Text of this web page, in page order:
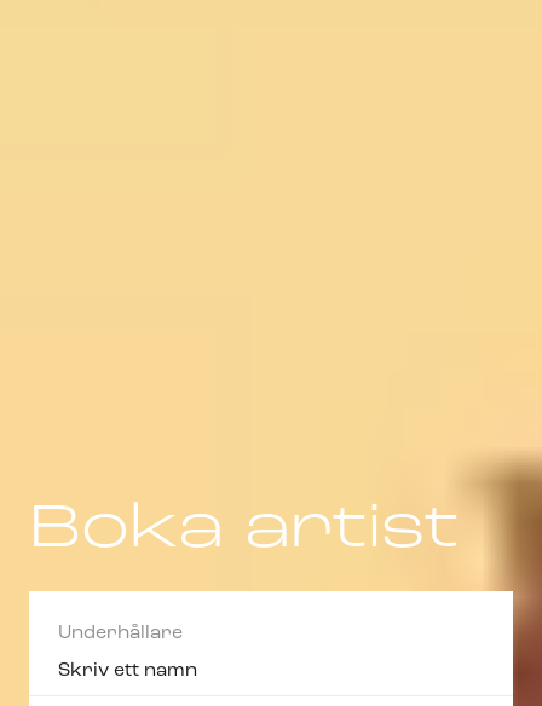
Boka artist
Underhållare